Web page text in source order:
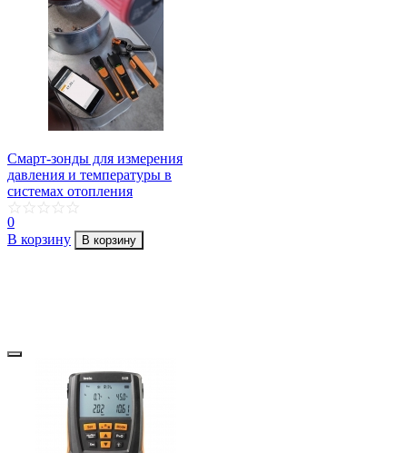
Смарт-зонды для измерения
давления и температуры в
системах отопления
0
В корзину
В корзину